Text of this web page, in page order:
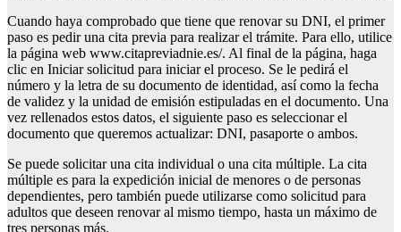
Cuando haya comprobado que tiene que renovar su DNI, el primer
paso es pedir una cita previa para realizar el trámite. Para ello, utilice
la página web www.citapreviadnie.es/. Al final de la página, haga
clic en Iniciar solicitud para iniciar el proceso. Se le pedirá el
número y la letra de su documento de identidad, así como la fecha
de validez y la unidad de emisión estipuladas en el documento. Una
vez rellenados estos datos, el siguiente paso es seleccionar el
documento que queremos actualizar: DNI, pasaporte o ambos.
Se puede solicitar una cita individual o una cita múltiple. La cita
múltiple es para la expedición inicial de menores o de personas
dependientes, pero también puede utilizarse como solicitud para
adultos que deseen renovar al mismo tiempo, hasta un máximo de
tres personas más.